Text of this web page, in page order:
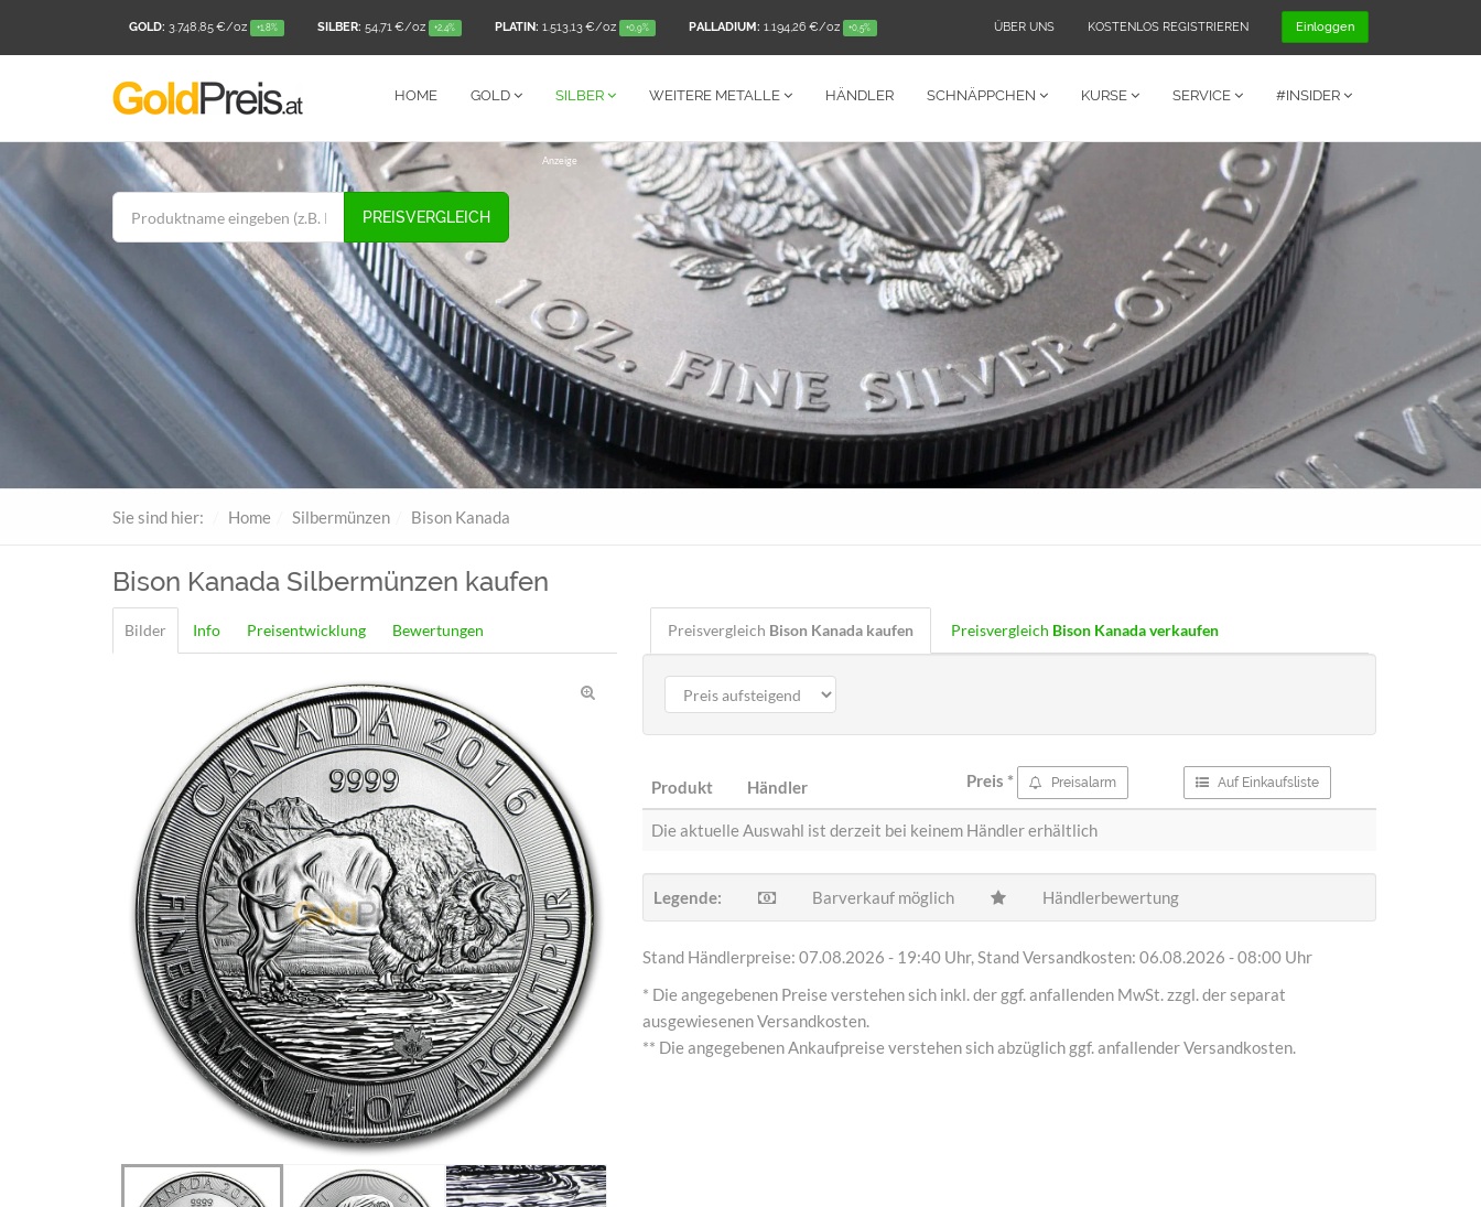
GOLD: 3.748,85 €/oz +1,8% SILBER: 54,71 €/oz +2,4% PLATIN: 1.513,13 €/oz +0,9% PALLADIUM: 1.194,26 €/oz +0,5% ÜBER UNS KOSTENLOS REGISTRIEREN Einloggen
HOME GOLD SILBER WEITERE METALLE HÄNDLER SCHNÄPPCHEN KURSE SERVICE #INSIDER
PREISVERGLEICH
Anzeige
Sie sind hier: Home Silbermünzen Bison Kanada
Bison Kanada Silbermünzen kaufen
Bilder Info Preisentwicklung Bewertungen Preisvergleich Bison Kanada kaufen Preisvergleich Bison Kanadaverkaufen
Produkt Händler Preis * Preisalarm Auf Einkaufsliste
Die aktuelle Auswahl ist derzeit bei keinem Händler erhältlich
Legende: Barverkauf möglich Händlerbewertung
Stand Händlerpreise: 07.08.2026 - 19:40 Uhr, Stand Versandkosten: 06.08.2026 - 08:00 Uhr
* Die angegebenen Preise verstehen sich inkl. der ggf. anfallenden MwSt. zzgl. der separat
ausgewiesenen Versandkosten.
** Die angegebenen Ankaufpreise verstehen sich abzüglich ggf. anfallender Versandkosten.